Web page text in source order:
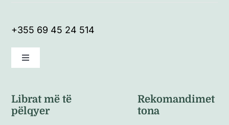
+355 69 45 24 514
Toggle
Politikat e kthimeve
Librat më të
pëlqyer
Rekomandimet
tona